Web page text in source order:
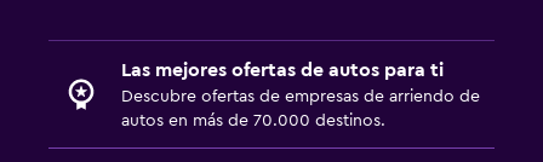
Las mejores ofertas de autos para ti
Descubre ofertas de empresas de arriendo de
autos en más de 70.000 destinos.